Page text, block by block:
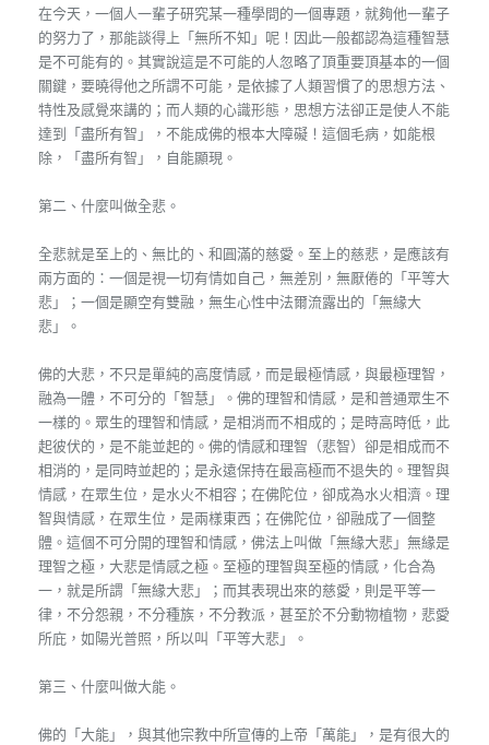
在今天，一個人一輩子研究某一種學問的一個專題，就夠他一輩子
的努力了，那能談得上「無所不知」呢！因此一般都認為這種智慧
是不可能有的。其實說這是不可能的人忽略了頂重要頂基本的一個
關鍵，要曉得他之所謂不可能，是依據了人類習慣了的思想方法、
特性及感覺來講的；而人類的心識形態，思想方法卻正是使人不能
達到「盡所有智」，不能成佛的根本大障礙！這個毛病，如能根
除，「盡所有智」，自能顯現。
第二、什麼叫做全悲。
全悲就是至上的、無比的、和圓滿的慈愛。至上的慈悲，是應該有
兩方面的：一個是視一切有情如自己，無差別，無厭倦的「平等大
悲」；一個是顯空有雙融，無生心性中法爾流露出的「無緣大
悲」。
佛的大悲，不只是單純的高度情感，而是最極情感，與最極理智，
融為一體，不可分的「智慧」。佛的理智和情感，是和普通眾生不
一樣的。眾生的理智和情感，是相消而不相成的；是時高時低，此
起彼伏的，是不能並起的。佛的情感和理智（悲智）卻是相成而不
相消的，是同時並起的；是永遠保持在最高極而不退失的。理智與
情感，在眾生位，是水火不相容；在佛陀位，卻成為水火相濟。理
智與情感，在眾生位，是兩樣東西；在佛陀位，卻融成了一個整
體。這個不可分開的理智和情感，佛法上叫做「無緣大悲」無緣是
理智之極，大悲是情感之極。至極的理智與至極的情感，化合為
一，就是所謂「無緣大悲」；而其表現出來的慈愛，則是平等一
律，不分怨親，不分種族，不分教派，甚至於不分動物植物，悲愛
所庇，如陽光普照，所以叫「平等大悲」。
第三、什麼叫做大能。
佛的「大能」，與其他宗教中所宣傳的上帝「萬能」，是有很大的